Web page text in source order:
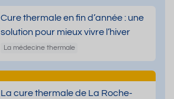
Cure thermale en fin d’année : une
solution pour mieux vivre l’hiver
La médecine thermale
La cure thermale de La Roche-